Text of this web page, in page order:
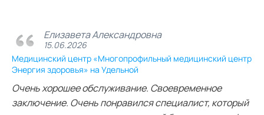
Елизавета Александровна
15.06.2026
Медицинский центр «Многопрофильный медицинский центр
Энергия здоровья» на Удельной
Очень хорошее обслуживание. Своевременное
заключение. Очень понравился специалист, который